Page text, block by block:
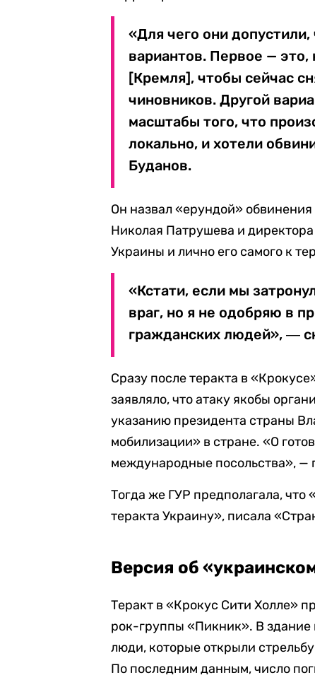
«Для чего они
вариантов. Первое — это,
[Кремля], чтобы сейчас
чиновников. Другой
масштабы того, что
локально, и хотели
Буданов.
Он назвал «ерундой»
Николая Патрушева и
Украины и лично его самого к
«Кстати, если мы
враг, но я не одобряю в
гражданских людей», ―
Сразу после теракта в
заявляло, что атаку якобы
указанию президента страны
мобилизации» в стране. «О
международные посольства», —
Тогда же ГУР предполагала,
теракта Украину», писала
Версия об
Теракт в «Крокус Сити Холле»
рок-группы «Пикник». В здание
люди, которые открыли
По последним данным, число